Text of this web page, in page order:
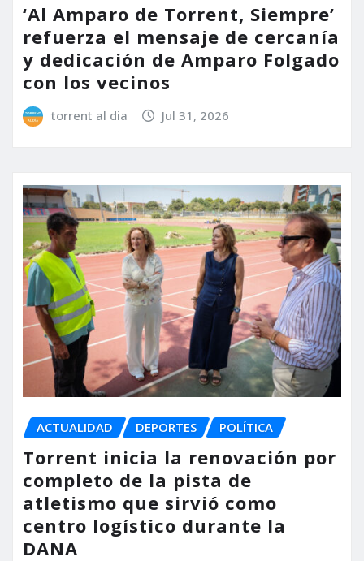
‘Al Amparo de Torrent, Siempre’
refuerza el mensaje de cercanía
y dedicación de Amparo Folgado
con los vecinos
torrent al dia Jul 31, 2026
ACTUALIDAD DEPORTES POLÍTICA
Torrent inicia la renovación por
completo de la pista de
atletismo que sirvió como
centro logístico durante la
DANA